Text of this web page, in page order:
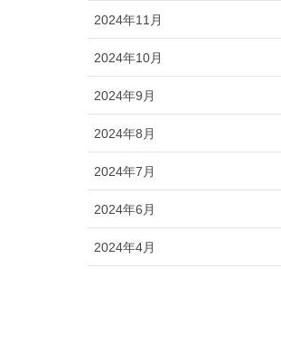
2024年11月
2024年10月
2024年9月
2024年8月
2024年7月
2024年6月
2024年4月